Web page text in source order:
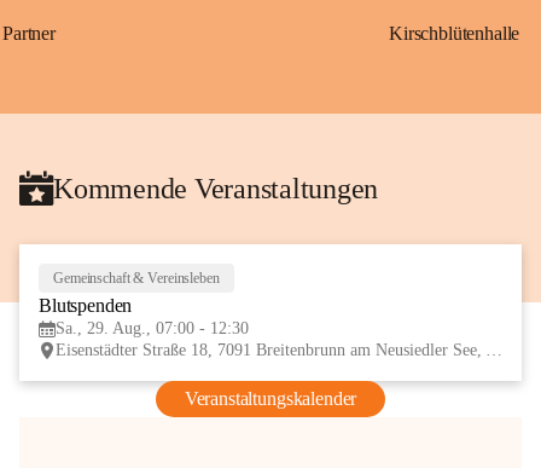
Partner Kirschblütenhalle
Kommende Veranstaltungen
Gemeinschaft & Vereinsleben
Blutspenden
Sa., 29. Aug., 07:00 - 12:30
Eisenstädter Straße 18, 7091 Breitenbrunn am Neusiedler See, AUT
Veranstaltungskalender